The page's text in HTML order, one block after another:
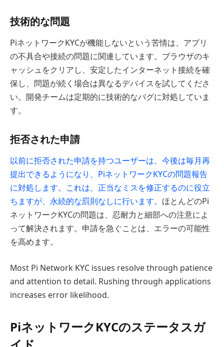
技術的な問題
PiネットワークKYCが機能しないという苦情は、アプリ
の不具合や接続の問題に関連しています。ブラウザのキ
ャッシュをクリアし、安定したインターネット接続を確
保し、問題が続く場合は異なるデバイスを試してくださ
い。開発チームは定期的に技術的なバグに対処していま
す。
拒否された申請
以前に拒否された申請を持つユーザーは、今後は毎月再
提出できるようになり、PiネットワークKYCの問題報告
に対処します。これは、正当なミスを修正するのに役立
ちますが、永続的な罰則なしに行います。 ほとんどのPi
ネットワークKYCの問題は、忍耐力と細部への注意によ
って解決されます。申請を急ぐことは、エラーの可能性
を高めます。
Most Pi Network KYC issues resolve through patience
and attention to detail. Rushing through applications
increases error likelihood.
PiネットワークKYCのステータスガ